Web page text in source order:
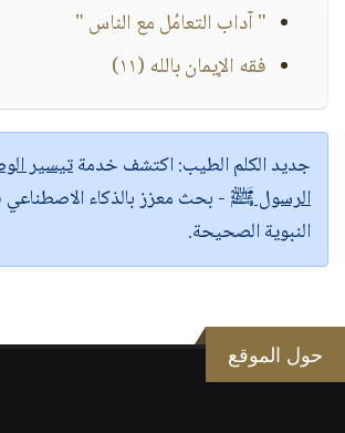
" آداب التعامُل مع الناس "
فقه الإيمان بالله (١١)
جديد الكلم الطيب:اكتشف خدمةتيسير
الرسول ﷺ - بحث معزز بالذكاء
النبوية الصحيحة.
حول الموقع